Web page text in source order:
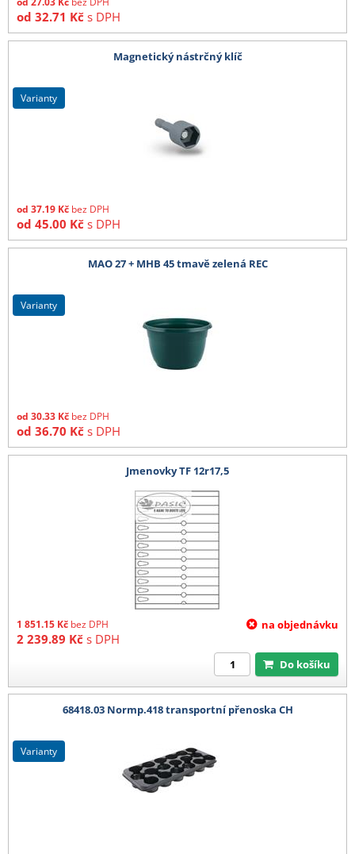
od 32.71 Kč s DPH
Magnetický nástrčný klíč
od 37.19 Kč bez DPH
od 45.00 Kč s DPH
varianty
MAO 27 + MHB 45 tmavě zelená REC
od 30.33 Kč bez DPH
od 36.70 Kč s DPH
varianty
Jmenovky TF 12r17,5
1 851.15 Kč bez DPH
2 239.89 Kč s DPH
na objednávku
Do košíku
68418.03 Normp.418 transportní přenoska CH
varianty